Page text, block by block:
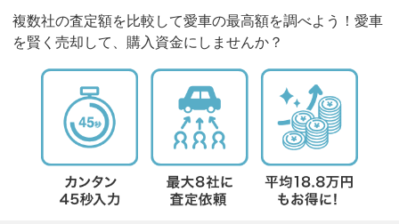
複数社の査定額を比較して愛車の最高額を調べよう！愛車
を賢く売却して、購入資金にしませんか？